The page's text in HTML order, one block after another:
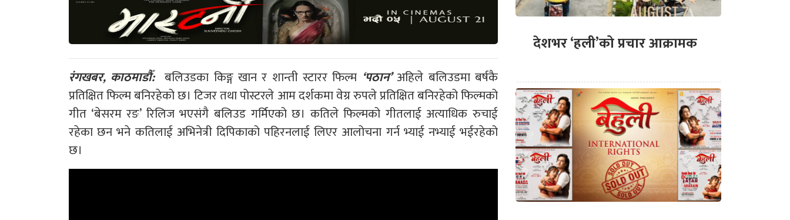
रंगखबर, काठमाडौँ:बलिउडका किङ्ग खान र शान्ती स्टारर फिल्म ‘पठान’ अहिले बलिउडमा बर्षकै
प्रतिक्षित फिल्म बनिरहेको छ। टिजर तथा पोस्टरले आम दर्शकमा वेग्र रुपले प्रतिक्षित बनिरहेको फिल्मको
गीत ‘बेसरम रङ’ रिलिज भएसंगै बलिउड गर्मिएको छ। कतिले फिल्मको गीतलाई अत्याधिक रुचाई
रहेका छन भने कतिलाई अभिनेत्री दिपिकाको पहिरनलाई लिएर आलोचना गर्न भ्याई नभ्याई भईरहेको
छ।
देशभर ‘हली’को प्रचार आक्रामक